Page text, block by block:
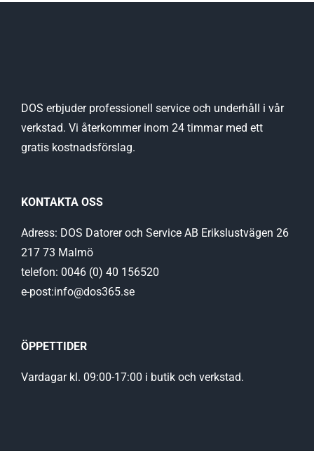
DOS erbjuder professionell service och underhåll i vår
verkstad. Vi återkommer inom 24 timmar med ett
gratis kostnadsförslag.
KONTAKTA OSS
Adress: DOS Datorer och Service AB Erikslustvägen 26
217 73 Malmö
telefon: 0046 (0) 40 156520
e-post:info@dos365.se
ÖPPETTIDER
Vardagar kl. 09:00-17:00 i butik och verkstad.